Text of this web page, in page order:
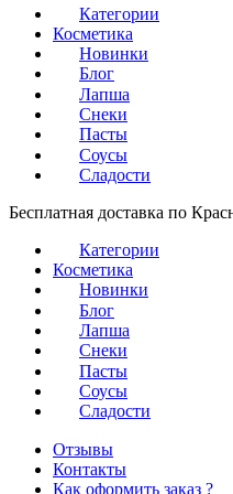
Категории
Косметика
Новинки
Блог
Лапша
Снеки
Пасты
Соусы
Сладости
Бесплатная доставка по
Категории
Косметика
Новинки
Блог
Лапша
Снеки
Пасты
Соусы
Сладости
Отзывы
Контакты
Как оформить заказ ?